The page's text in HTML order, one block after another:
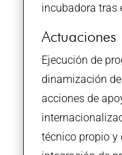
incubadora tras
Actuaciones
Ejecución de
dinamización
acciones de
técnico propio y